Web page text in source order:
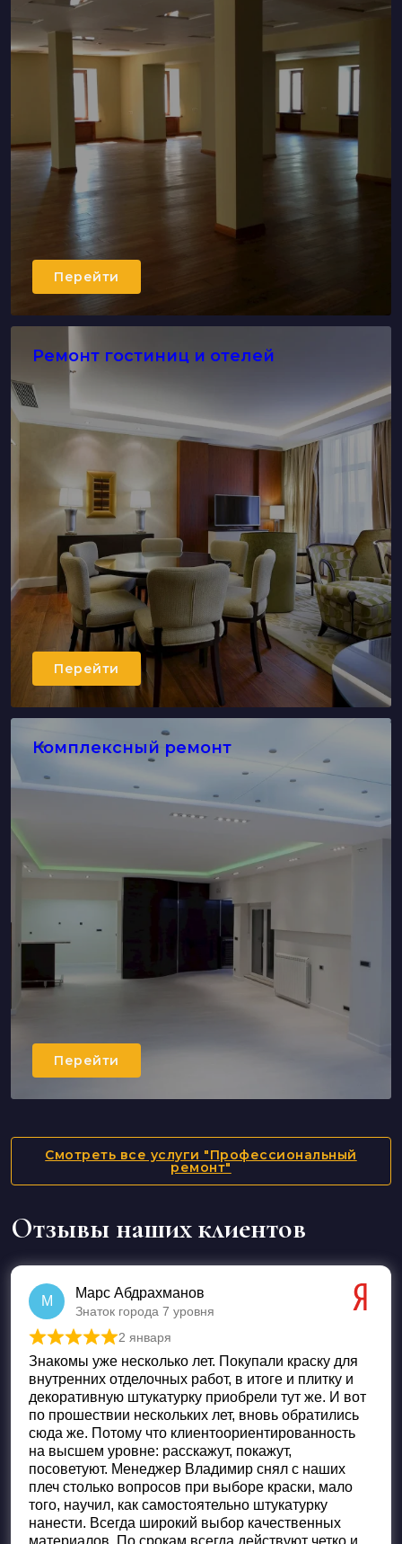
Перейти
Ремонт гостиниц и отелей
Перейти
Комплексный ремонт
Перейти
Капитальный ремонт Перейти
Смотреть все услуги "Профессиональный
ремонт"
Отзывы наших клиентов
М
Марс Абдрахманов
Знаток города 7 уровня
Оценка 5из 5
2 января
Знакомы уже несколько лет. Покупали краску для
внутренних отделочных работ, в итоге и плитку и
декоративную штукатурку приобрели тут же. И вот
по прошествии нескольких лет, вновь обратились
сюда же. Потому что клиентоориентированность
на высшем уровне: расскажут, покажут,
посоветуют. Менеджер Владимир снял с наших
плеч столько вопросов при выборе краски, мало
того, научил, как самостоятельно штукатурку
нанести. Всегда широкий выбор качественных
материалов. По срокам всегда действуют четко и